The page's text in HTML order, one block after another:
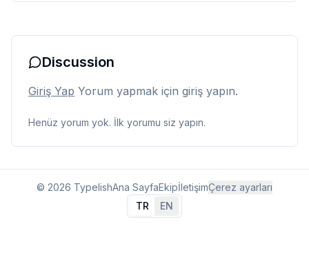
Discussion
Giriş Yap Yorum yapmak için giriş yapın.
Henüz yorum yok. İlk yorumu siz yapın.
© 2026 TypelishAna SayfaEkipİletişimÇerez ayarları
DilTR EN